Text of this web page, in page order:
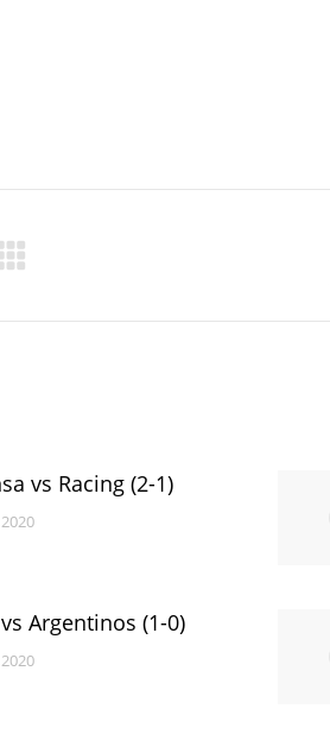
vs Racing (2-1)
Argentinos (1-0)